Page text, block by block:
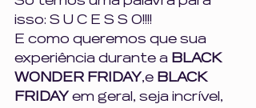
isso: S U C E S S O!!!!
E como queremos que sua
experiência durante a BLACK
WONDER FRIDAY,e BLACK
FRIDAY em geral, seja incrível,